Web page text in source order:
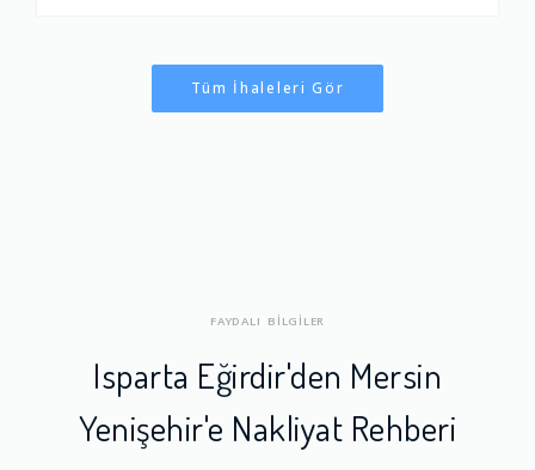
Tüm İhaleleri Gör
FAYDALI BİLGİLER
Isparta Eğirdir'den Mersin
Yenişehir'e Nakliyat Rehberi